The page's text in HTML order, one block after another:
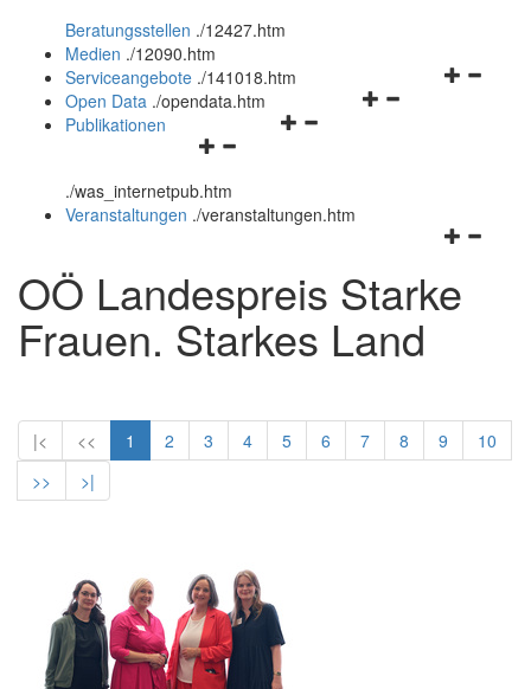
und
schließen
Beratungsstellen ./12427.htm
Medien ./12090.htm
Navigationsmenü
Serviceangebote ./141018.htm
Navigationsmenü
Open Data ./opendata.htm
Navigationsmenü
und
schließen
Publikationen
./was_internetpub.htm
und
schließen
Veranstaltungen ./veranstaltungen.htm
OÖ Landespreis Starke
Frauen. Starkes Land
|< << 1 2 3 4 5 6 7 8 9
10
>>
>|